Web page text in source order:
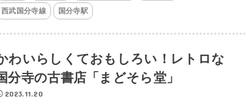
西武国分寺線 国分寺駅
わいらしくておもしろい！レトロな
分寺の古書店「まどそら堂」
2023.11.20